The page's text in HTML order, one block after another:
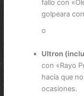
fallo con
golpeara
o
Ultron
con «Rayo
hacía que
ocasiones.